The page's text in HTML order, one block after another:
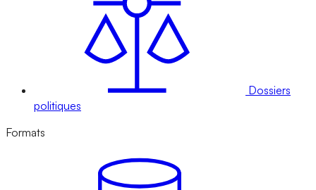
Dossiers
politiques
Formats